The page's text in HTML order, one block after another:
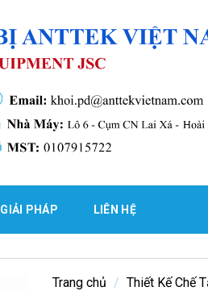
GIẢI PHÁP LIÊN HỆ
Trang chủ / Thiết Kế Chế